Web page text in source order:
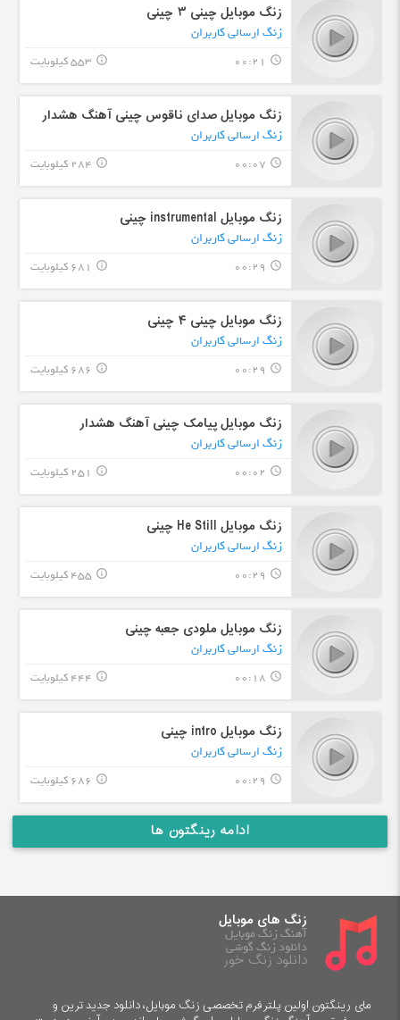
زنگ موبایل چینی ۳ چینی
زنگ ارسالی کاربران
query_builder
00:21 553 کیلوبایت info_outline
زنگ موبایل صدای ناقوس چینی آهنگ هشدار
زنگ ارسالی کاربران
query_builder
00:07 284 کیلوبایت info_outline
زنگ موبایل instrumental چینی
زنگ ارسالی کاربران
query_builder
00:29 681 کیلوبایت info_outline
زنگ موبایل چینی ۴ چینی
زنگ ارسالی کاربران
query_builder
00:29 686 کیلوبایت info_outline
زنگ موبایل پیامک چینی آهنگ هشدار
زنگ ارسالی کاربران
query_builder
00:02 251 کیلوبایت info_outline
زنگ موبایل He Still چینی
زنگ ارسالی کاربران
query_builder
00:29 455 کیلوبایت info_outline
زنگ موبایل ملودی جعبه چینی
زنگ ارسالی کاربران
query_builder
00:18 444 کیلوبایت info_outline
زنگ موبایل intro چینی
زنگ ارسالی کاربران
query_builder
00:29 686 کیلوبایت info_outline
ادامه رینگتون ها
زنگ های موبایل
آهنگ زنگ موبایل
دانلود زنگ گوشی
دانلود زنگ خور
مای رینگتون اولین پلترفرم تخصصی زنگ موبایل، دانلود جدید ترین و